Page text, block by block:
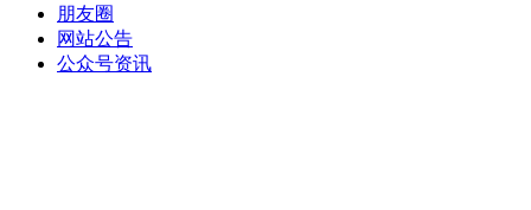
朋友圈
网站公告
公众号资讯